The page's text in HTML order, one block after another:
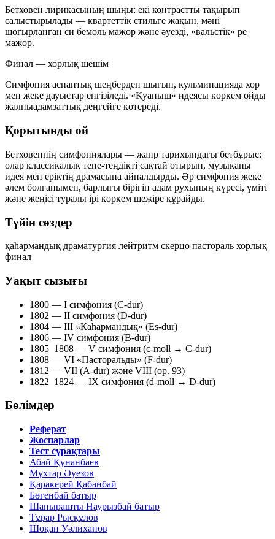
Бетховен лирикасының шыңы: екі контрастты тақырып
салыстырылады — квартеттік стильге жақын, мәні
шоғырланған си бемоль мажор және әуезді, «вальстік» ре
мажор.
Финал — хорлық шешім
Симфония аспаптық шеңберден шығып, кульминацияда хор
мен жеке дауыстар енгізіледі. «Қуаныш» идеясы көркем ойды
жалпыадамзаттық деңгейге көтереді.
Қорытынды ой
Бетховеннің симфониялары — жанр тарихындағы бетбұрыс:
олар классикалық тепе-теңдікті сақтай отырып, музыканы
идея мен еріктің драмасына айналдырды. Әр симфония жеке
әлем болғанымен, барлығы бірігіп адам рухының күресі, үміті
және жеңісі туралы ірі көркем шежіре құрайды.
Түйін сөздер
қаһармандық драматургия лейтритм скерцо пастораль хорлық
финал
Уақыт сызығы
1800 — I симфония (C-dur)
1802 — II симфония (D-dur)
1804 — III «Каһармандық» (Es-dur)
1806 — IV симфония (B-dur)
1805–1808 — V симфония (c-moll → C-dur)
1808 — VI «Пасторальды» (F-dur)
1812 — VII (A-dur) және VIII (op. 93)
1822–1824 — IX симфония (d-moll → D-dur)
Бөлімдер
Реферат
Жоспарлар
Тест сұрақтары
Абай Құнанбаев
Мұхтар Әуезов
Қаракерей Қабанбай
Бөгенбай батыр
Шапырашты Наурызбай батыр
Тұрар Рысқұлов
Шоқан Уәлиханов